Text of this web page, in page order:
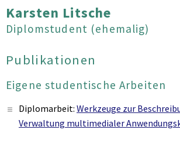
Karsten Litsche
Diplomstudent (ehemalig)
Publikationen
Eigene studentische Arbeiten
Diplomarbeit: Werkzeuge zur
Verwaltung multimedialer